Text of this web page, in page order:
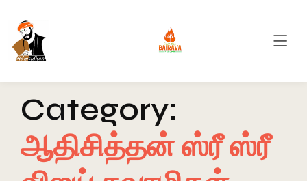
Category:
ஆதிசித்தன் ஸ்ரீ ஸ்ரீ